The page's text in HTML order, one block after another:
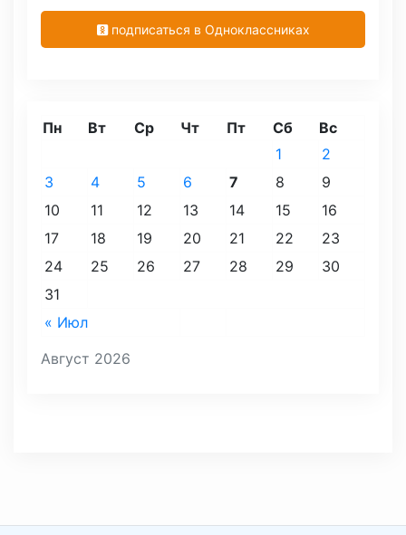
подписаться в Одноклассниках
Август 2026
Пн Вт Ср Чт Пт Сб Вс
« Июл
1
2
3
4 5 6 7 8
9
10
11 12 13 14 15
16
17
18 19 20 21 22
23
24
25 26 27 28 29
30
31